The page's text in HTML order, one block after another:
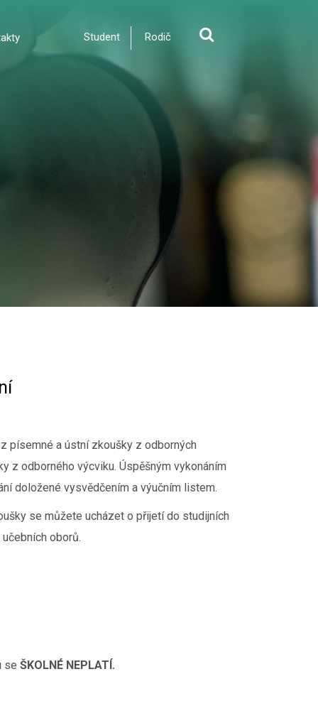
Student Rodič
písemné a ústní zkoušky z odborných
z odborného výcviku. Úspěšným vykonáním
doložené vysvědčením a výučním listem.
se můžete ucházet o přijetí do studijních
oborů.
se ŠKOLNÉ NEPLATÍ.